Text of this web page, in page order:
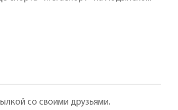
со своими друзьями.